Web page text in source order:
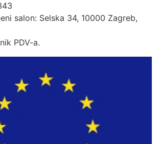
salon: Selska 34, 10000 Zagreb,
PDV-a.